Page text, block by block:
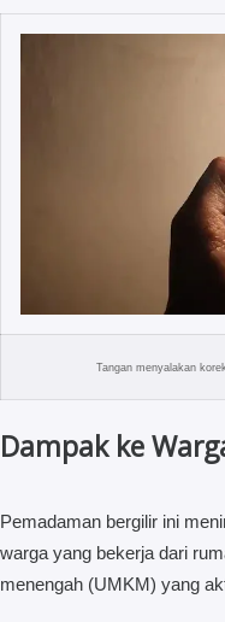
Tangan menyalakan
Dampak ke
Pemadaman bergilir ini
warga yang bekerja dari
menengah (UMKM) yang